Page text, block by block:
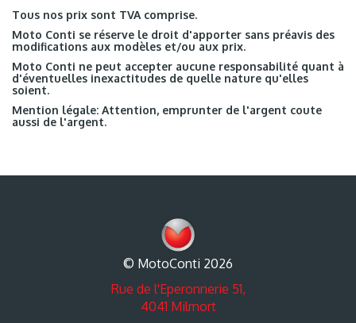
Tous nos prix sont TVA comprise.
Moto Conti se réserve le droit d'apporter sans préavis des
modifications aux modèles et/ou aux prix.
Moto Conti ne peut accepter aucune responsabilité quant à
d'éventuelles inexactitudes de quelle nature qu'elles
soient.
Mention légale: Attention, emprunter de l'argent coute
aussi de l'argent.
© MotoConti 2026
Rue de l'Eperonnerie 51,
4041 Milmort